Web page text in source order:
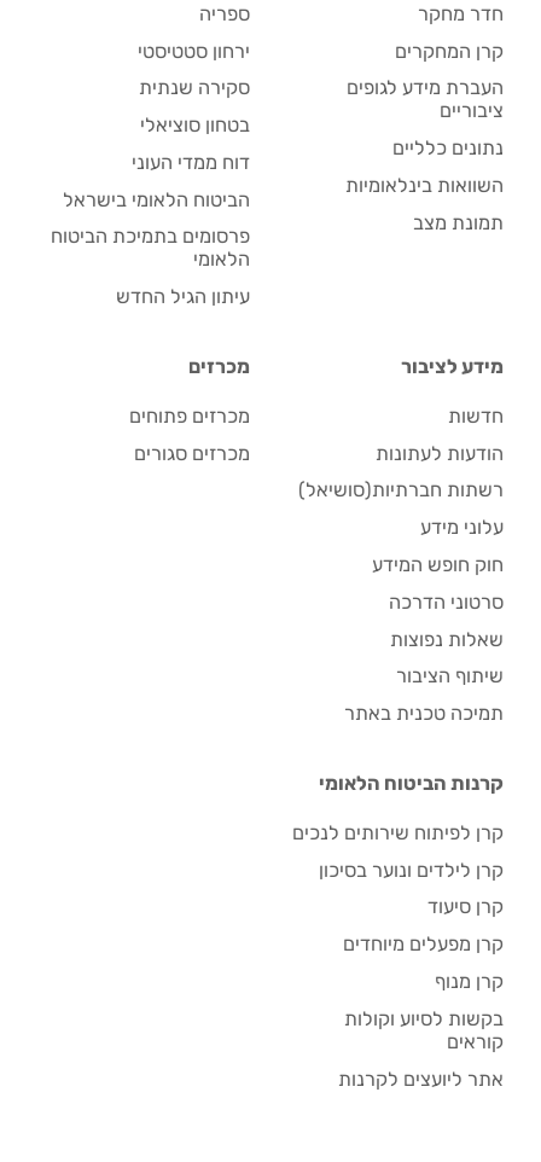
חדר מחקר
קרן המחקרים
העברת מידע לגופים
ציבוריים
נתונים כלליים
השוואות בינלאומיות
תמונת מצב
ספריה
ירחון סטטיסטי
סקירה שנתית
בטחון סוציאלי
דוח ממדי העוני
הביטוח הלאומי בישראל
פרסומים בתמיכת הביטוח
הלאומי
עיתון הגיל החדש
מידע לציבור
חדשות
הודעות לעתונות
רשתות חברתיות(סושיאל)
עלוני מידע
חוק חופש המידע
סרטוני הדרכה
שאלות נפוצות
שיתוף הציבור
תמיכה טכנית באתר
מכרזים
מכרזים פתוחים
מכרזים סגורים
קרנות הביטוח הלאומי
קרן לפיתוח שירותים לנכים
קרן לילדים ונוער בסיכון
קרן סיעוד
קרן מפעלים מיוחדים
קרן מנוף
בקשות לסיוע וקולות
קוראים
אתר ליועצים לקרנות